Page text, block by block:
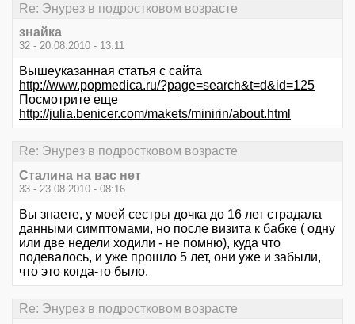
Re: Энурез в подростковом возрасте
знайка
32 - 20.08.2010 - 13:11
Вышеуказанная статья с сайта
http://www.popmedica.ru/?page=search&t=d&id=125
Посмотрите еще
http://julia.benicer.com/makets/minirin/about.html
Re: Энурез в подростковом возрасте
Сталина на вас нет
33 - 23.08.2010 - 08:16
Вы знаете, у моей сестры дочка до 16 лет страдала
данными симптомами, но после визита к бабке ( одну
или две недели ходили - не помню), куда что
подевалось, и уже прошло 5 лет, они уже и забыли,
что это когда-то было.
Re: Энурез в подростковом возрасте